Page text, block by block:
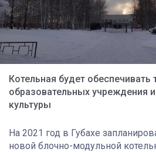
Котельная будет обеспечивать
образовательных учреждения
культуры
На 2021 год в Губахе
новой блочно-модульной